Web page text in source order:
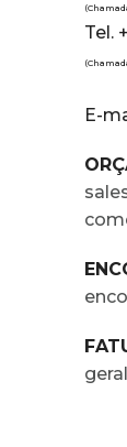
Tel.
E-